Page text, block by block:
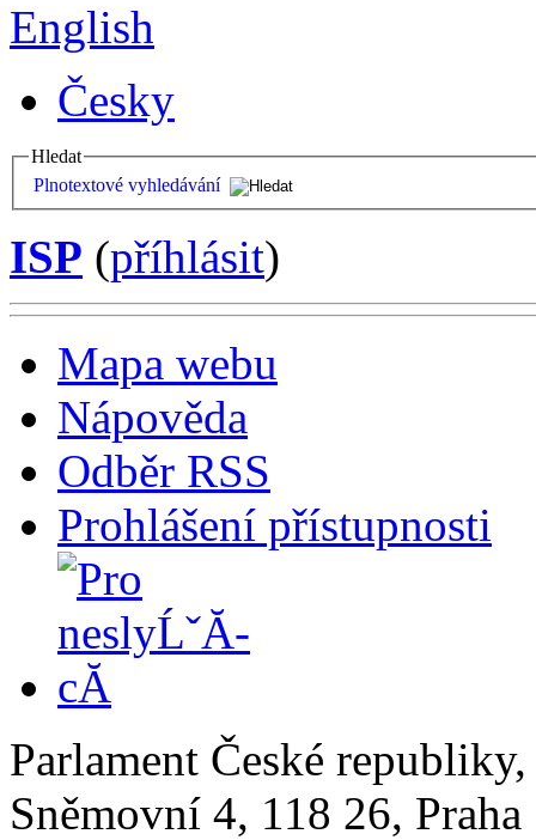
English
Česky
Hledat
Plnotextové vyhledávání
ISP (příhlásit)
Mapa webu
Nápověda
Odběr RSS
Prohlášení přístupnosti
Parlament České
Sněmovní 4, 118 26,